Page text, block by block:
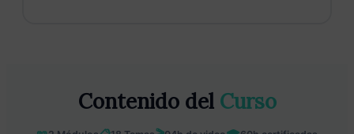
Contenido del Curso